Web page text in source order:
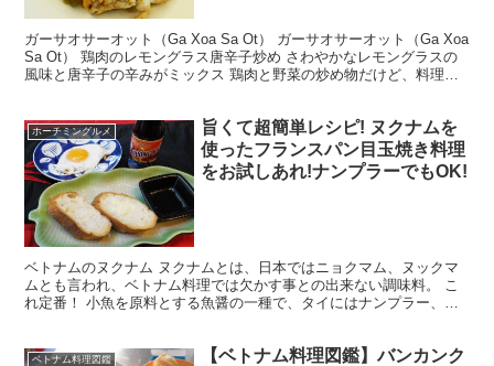
ガーサオサーオット（Ga Xoa Sa Ot） ガーサオサーオット（Ga Xoa
Sa Ot） 鶏肉のレモングラス唐辛子炒め さわやかなレモングラスの
風味と唐辛子の辛みがミックス 鶏肉と野菜の炒め物だけど、料理名
ホーチミングルメ
旨くて超簡単レシピ! ヌクナムを
使ったフランスパン目玉焼き料理
をお試しあれ!ナンプラーでもOK!
ベトナムのヌクナム ヌクナムとは、日本ではニョクマム、ヌックマ
ムとも言われ、ベトナム料理では欠かす事との出来ない調味料。 こ
れ定番！ 小魚を原料とする魚醤の一種で、タイにはナンプラー、カ
ベトナム料理図鑑
【ベトナム料理図鑑】バンカンク